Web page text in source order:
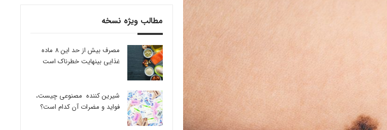
مطالب ویژه نسخه
مصرف بیش از حد این 8 ماده
غذایی بینهایت خطرناک است
شیرین کننده مصنوعی چیست،
فواید و مضرات آن کدام است؟